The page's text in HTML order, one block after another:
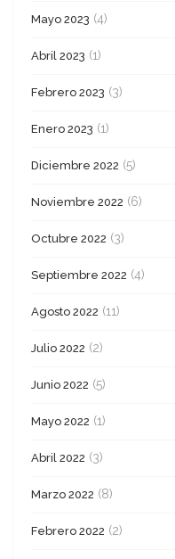
Mayo 2023 (4)
Abril 2023 (1)
Febrero 2023 (3)
Enero 2023 (1)
Diciembre 2022 (5)
Noviembre 2022 (6)
Octubre 2022 (3)
Septiembre 2022 (4)
Agosto 2022 (11)
Julio 2022 (2)
Junio 2022 (5)
Mayo 2022 (1)
Abril 2022 (3)
Marzo 2022 (8)
Febrero 2022 (2)